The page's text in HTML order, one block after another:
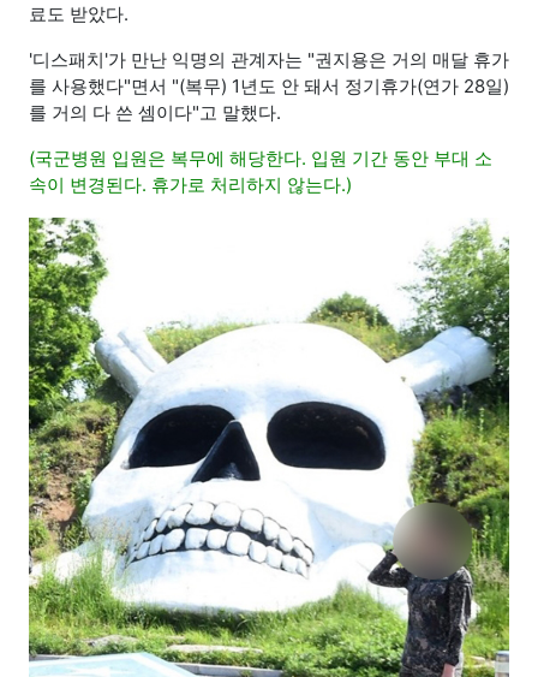
료도 받았다.
'디스패치'가 만난 익명의 관계자는 "권지용은 거의 매달 휴가
를 사용했다"면서 "(복무) 1년도 안 돼서 정기휴가(연가 28일)
를 거의 다 쓴 셈이다"고 말했다.
(국군병원 입원은 복무에 해당한다. 입원 기간 동안 부대 소
속이 변경된다. 휴가로 처리하지 않는다.)